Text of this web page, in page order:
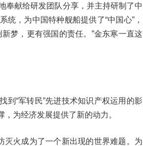
奉献给研发团队分享，并主持研制了中
，为中国特种舰船提供了“中国心”，
梦，更有强国的责任。”金东寒一直这
到“军转民”先进技术知识产权运用的影
为经济发展提供了新的动力。
灭火成为了一个新出现的世界难题。为